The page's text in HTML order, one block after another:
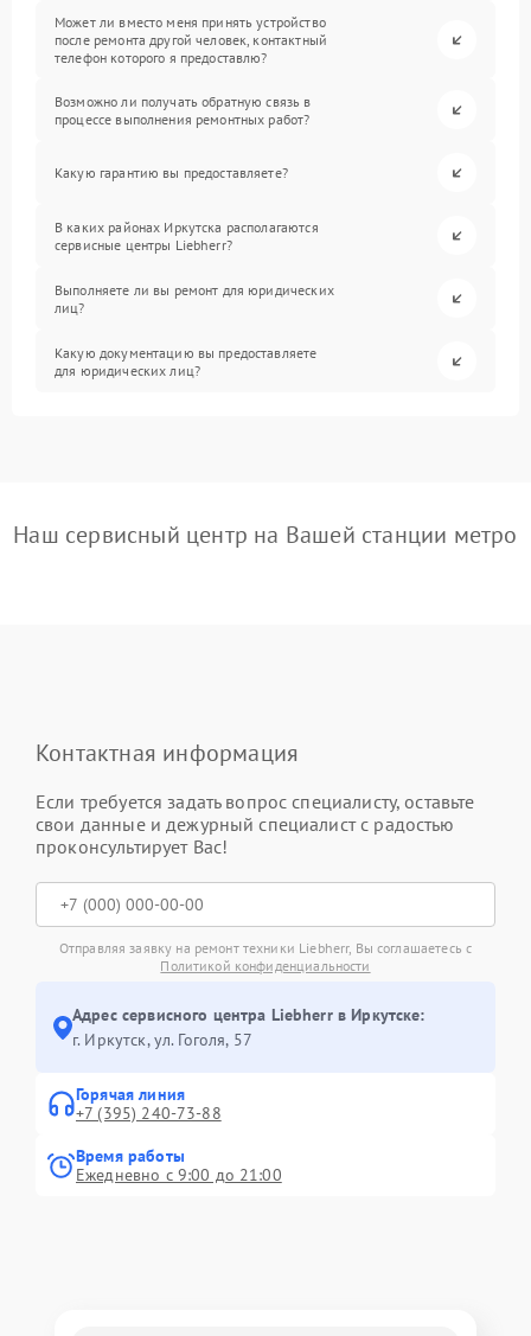
Может ли вместо меня принять устройство
после ремонта другой человек, контактный
телефон которого я предоставлю?
Возможно ли получать обратную связь в
процессе выполнения ремонтных работ?
Какую гарантию вы предоставляете?
В каких районах Иркутска располагаются
сервисные центры Liebherr?
Выполняете ли вы ремонт для юридических
лиц?
Какую документацию вы предоставляете
для юридических лиц?
Наш сервисный центр на Вашей станции метро
Контактная информация
Если требуется задать вопрос специалисту, оставьте
свои данные и дежурный специалист с радостью
проконсультирует Вас!
Отправляя заявку на ремонт техники Liebherr, Вы соглашаетесь с
Политикой конфиденциальности
Адрес сервисного центра Liebherr в Иркутске:
г. Иркутск, ул. ​Гоголя, 57
Горячая линия
+7 (395) 240-73-88
Время работы
Ежедневно с 9:00 до 21:00